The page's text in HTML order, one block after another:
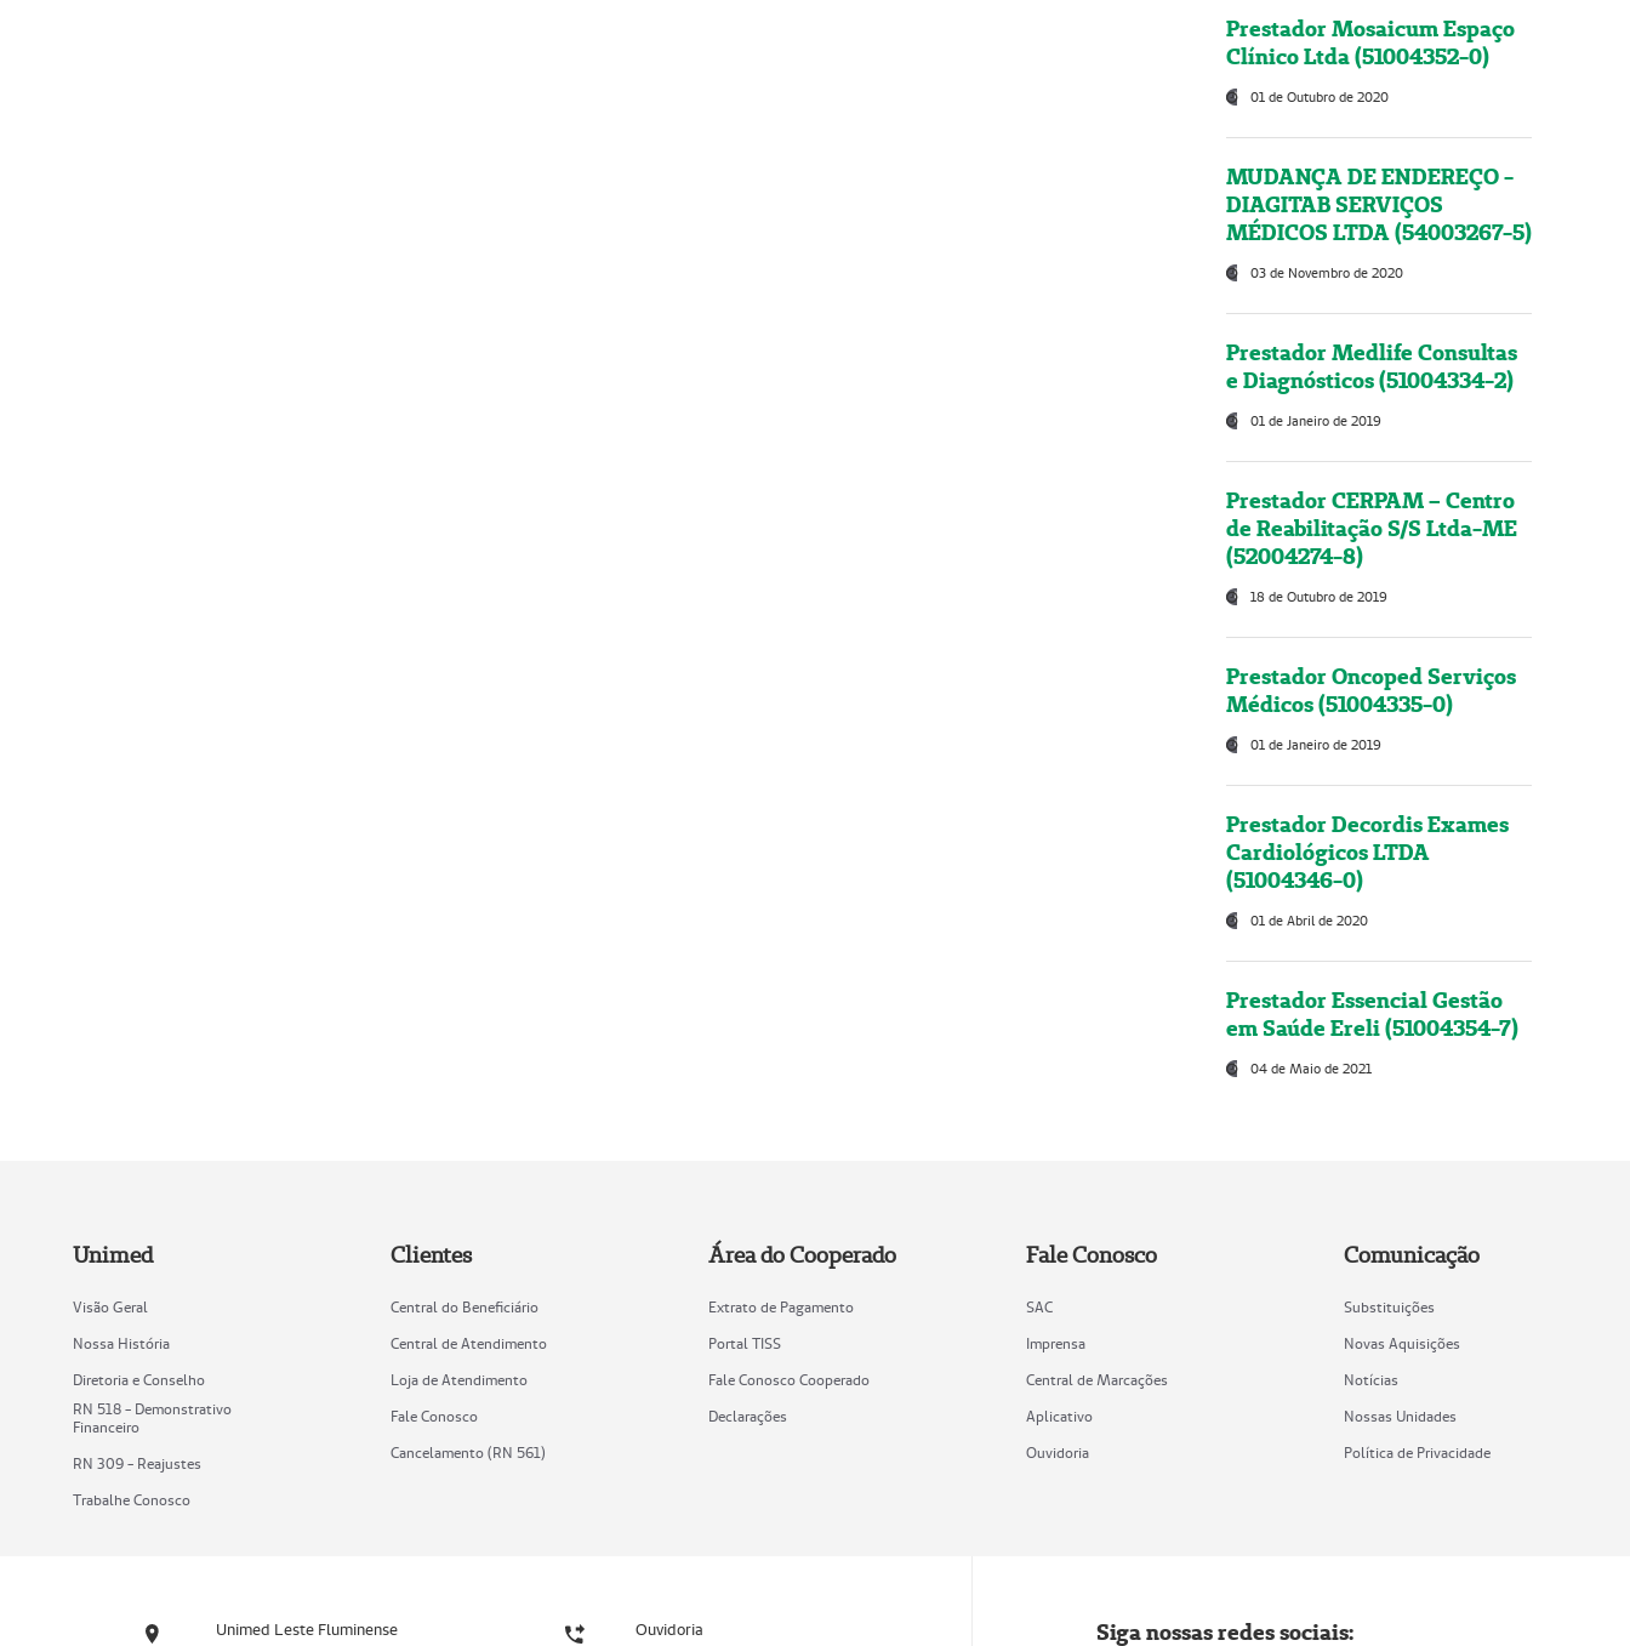
Prestador Mosaicum Espaço
Clínico Ltda (51004352-0)
01 de Outubro de 2020
MUDANÇA DE ENDEREÇO -
DIAGITAB SERVIÇOS
MÉDICOS LTDA (54003267-5)
03 de Novembro de 2020
Prestador Medlife Consultas
e Diagnósticos (51004334-2)
01 de Janeiro de 2019
Prestador CERPAM – Centro
de Reabilitação S/S Ltda-ME
(52004274-8)
18 de Outubro de 2019
Prestador Oncoped Serviços
Médicos (51004335-0)
01 de Janeiro de 2019
Prestador Decordis Exames
Cardiológicos LTDA
(51004346-0)
01 de Abril de 2020
Prestador Essencial Gestão
em Saúde Ereli (51004354-7)
04 de Maio de 2021
Unimed
Visão Geral
Nossa História
Diretoria e Conselho
RN 518 - Demonstrativo
Financeiro
RN 309 - Reajustes
Trabalhe Conosco
Clientes
Central do Beneficiário
Central de Atendimento
Loja de Atendimento
Fale Conosco
Cancelamento (RN 561)
Área do Cooperado
Extrato de Pagamento
Portal TISS
Fale Conosco Cooperado
Declarações
Fale Conosco
SAC
Imprensa
Central de Marcações
Aplicativo
Ouvidoria
Comunicação
Substituições
Novas Aquisições
Notícias
Nossas Unidades
Política de Privacidade
Unimed Leste Fluminense Ouvidoria Siga nossas redes sociais: